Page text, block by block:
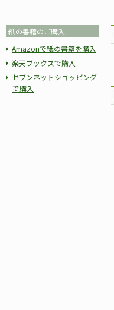
紙の書籍のご購入
Amazonで紙の書籍を購入
楽天ブックスで購入
セブンネットショッピング
で購入